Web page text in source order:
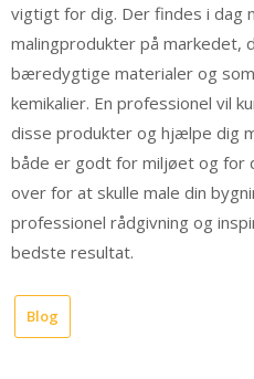
vigtigt for dig. Der findes i dag
malingprodukter på markedet,
bæredygtige materialer og
kemikalier. En professionel vil
disse produkter og hjælpe dig
både er godt for miljøet og for
over for at skulle male din
professionel rådgivning og
bedste resultat.
Blog